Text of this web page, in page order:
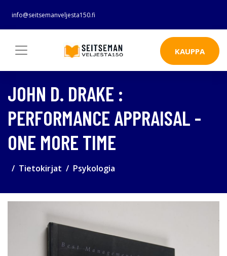
info@seitsemanveljesta150.fi
KAUPPA
JOHN D. DRAKE :
PERFORMANCE APPRAISAL -
ONE MORE TIME
Tietokirjat Psykologia